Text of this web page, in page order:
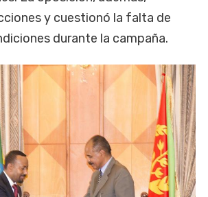
y cuestionó la falta de
durante la campaña.